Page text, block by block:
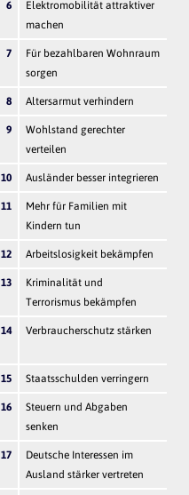
6
Elektromobilität attraktiver
machen
7
Für bezahlbaren Wohnraum
sorgen
8 Altersarmut verhindern
9
Wohlstand gerechter
verteilen
10 Ausländer besser integrieren
11
Mehr für Familien mit
Kindern tun
12 Arbeitslosigkeit bekämpfen
13
Kriminalität und
Terrorismus bekämpfen
14 Verbraucherschutz stärken
15 Staatsschulden verringern
16
Steuern und Abgaben
senken
17
Deutsche Interessen im
Ausland stärker vertreten